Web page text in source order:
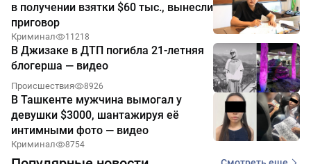
в получении взятки $60 тыс., вынесли
приговор
Криминал 11218
В Джизаке в ДТП погибла 21-летняя
блогерша — видео
Происшествия 8926
В Ташкенте мужчина вымогал у
девушки $3000, шантажируя её
интимными фото — видео
Криминал 8754